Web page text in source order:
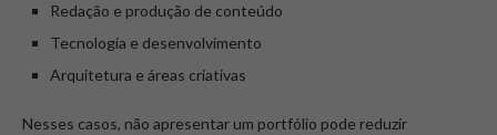
Redação e produção de conteúdo
Tecnologia e desenvolvimento
Arquitetura e áreas criativas
Nesses casos, não apresentar um portfólio pode reduzir